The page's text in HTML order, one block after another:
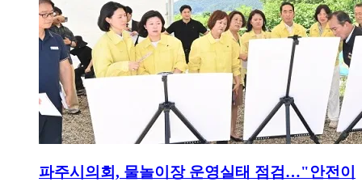
파주시의회, 물놀이장 운영실태 점검…"안전이